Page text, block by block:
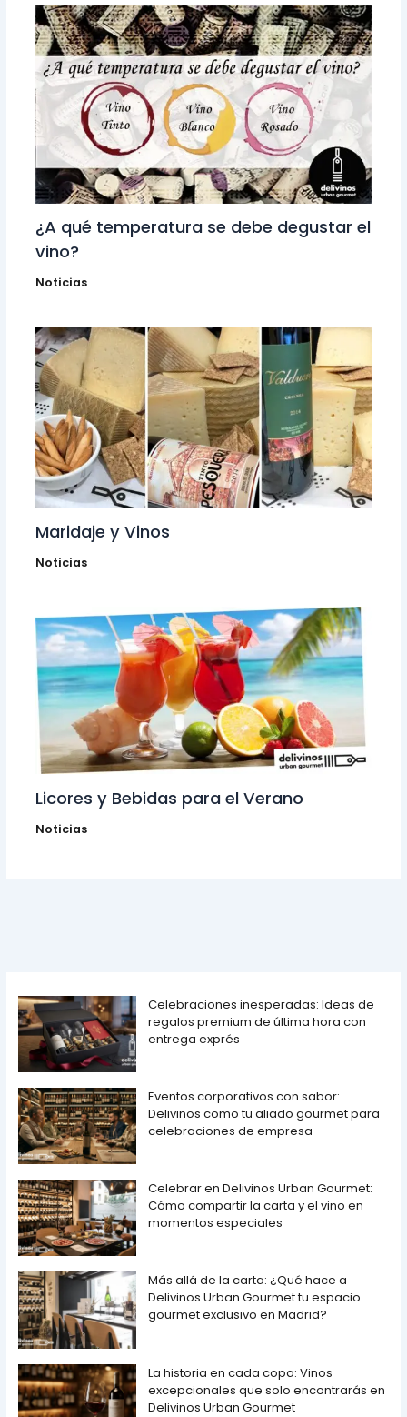
¿A qué temperatura se debe degustar el
vino?
Noticias
Maridaje y Vinos
Noticias
Licores y Bebidas para el Verano
Noticias
Celebraciones inesperadas: Ideas de
regalos premium de última hora con
entrega exprés
Eventos corporativos con sabor:
Delivinos como tu aliado gourmet para
celebraciones de empresa
Celebrar en Delivinos Urban Gourmet:
Cómo compartir la carta y el vino en
momentos especiales
Más allá de la carta: ¿Qué hace a
Delivinos Urban Gourmet tu espacio
gourmet exclusivo en Madrid?
La historia en cada copa: Vinos
excepcionales que solo encontrarás en
Delivinos Urban Gourmet